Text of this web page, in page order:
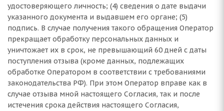
удостоверяющего личность; (4) сведения о дате выдачи
указанного документа и выдавшем его органе; (5)
подпись. В случае получения такого обращения Оператор
прекращает обработку персональных данных и
уничтожает их в срок, не превышающий 60 дней с даты
поступления отзыва (кроме данных, подлежащих
обработке Оператором в соответствии с требованиями
законодательства РФ). При этом Оператор вправе как в
случае отзыва мной настоящего Согласия, так и после
истечения срока действия настоящего Согласия,